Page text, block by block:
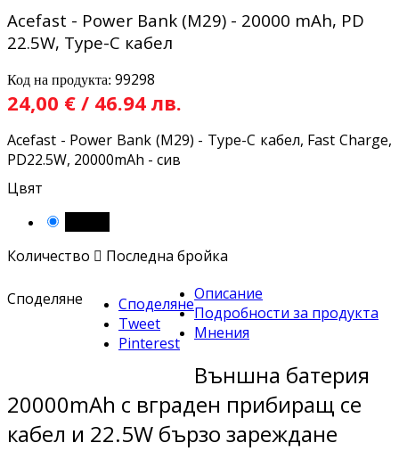
Acefast - Power Bank (M29) - 20000 mAh, PD
22.5W, Type-C кабел
Код на продукта: 99298
24,00 € / 46.94 лв.
Acefast - Power Bank (M29) - Type-C кабел, Fast Charge,
PD22.5W, 20000mAh - сив
Цвят
Количество  Последна бройка
Споделяне
Споделяне
Tweet
Pinterest
Описание
Подробности за продукта
Мнения
Външна батерия
20000mAh с вграден прибиращ се
кабел и 22.5W бързо зареждане